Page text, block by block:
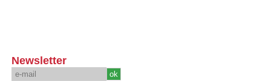
Newsletter